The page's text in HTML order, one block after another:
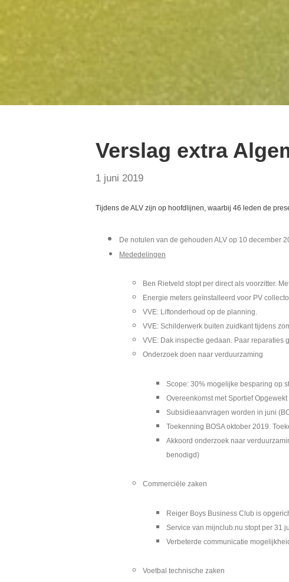
Verslag extra
1 juni 2019
Tijdens de ALV zijn op hoofdlijnen, waarbij 46 leden de
De notulen van de gehouden ALV op 10 december
Mededelingen
Ben Rietveld stopt per direct als voorzitter.
Energie meters geïnstalleerd voor PV
VVE: Liftonderhoud op de planning.
VVE: Schilderwerk buiten zuidkant tijdens
VVE: Dak inspectie gedaan. Paar reparaties
Onderzoek doen naar verduurzaming
Scope: 30% mogelijke besparing op
Overeenkomst met Sportief
Subsidieaanvragen worden in juni
Toekenning BOSA oktober 2019.
Akkoord onderzoek naar
benodigd)
Commerciële zaken
Reiger Boys Business Club is
Service van mijnclub.nu stopt per 31
Verbeterde communicatie
Voetbal technische zaken